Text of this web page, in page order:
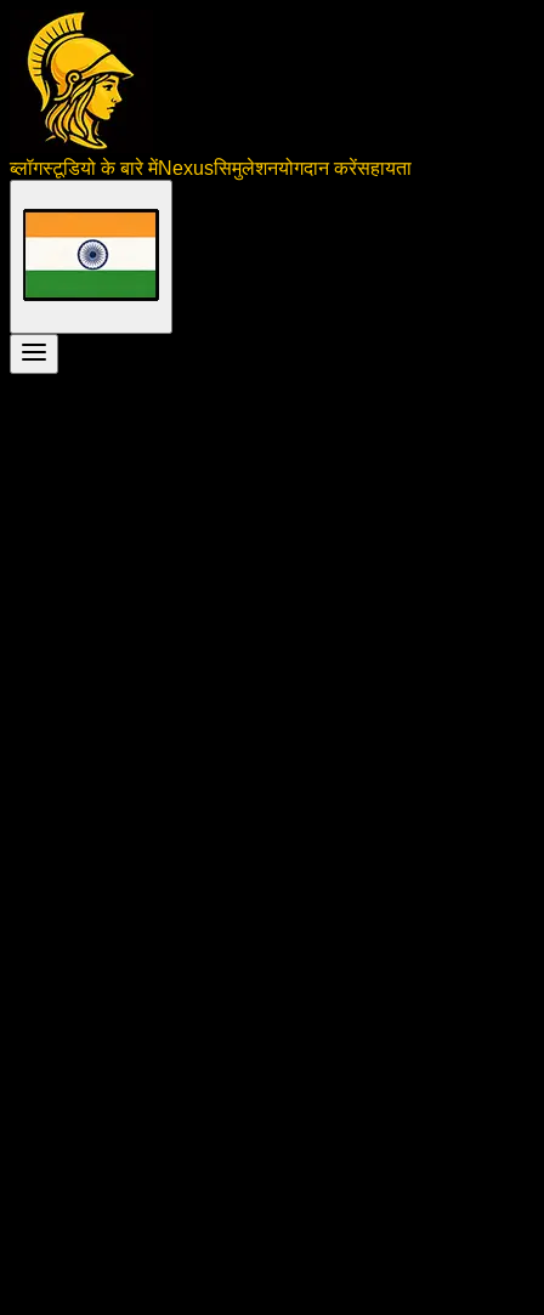
ब्लॉगस्टूडियो के बारे मेंNexusसिमुलेशनयोगदान करेंसहायता